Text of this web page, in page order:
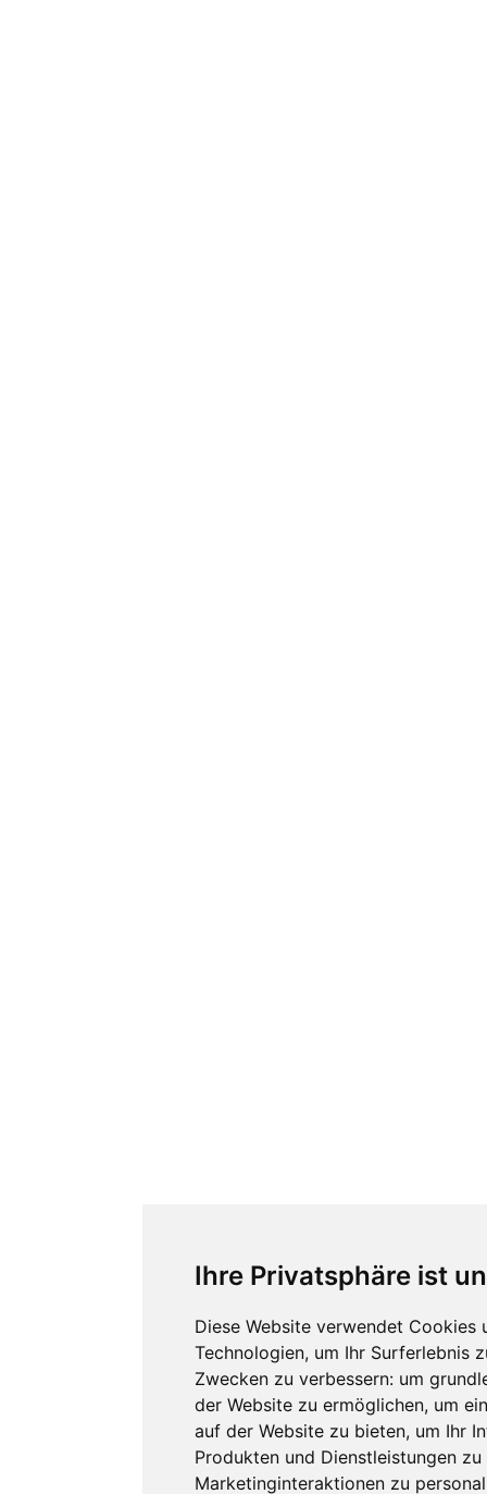
Ihre Privatsphäre ist
Diese Website verwendet Cookies
Technologien, um Ihr Surferlebnis
Zwecken zu verbessern: um
der Website zu ermöglichen, um
auf der Website zu bieten, um Ihr
Produkten und Dienstleistungen zu
Marketinginteraktionen zu